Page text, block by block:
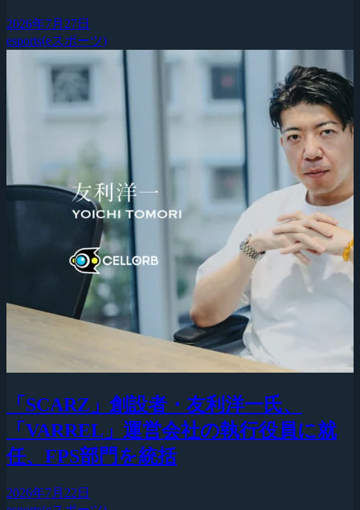
2026年7月27日
esports(eスポーツ)
「SCARZ」創設者・友利洋一氏、
「VARREL」運営会社の執行役員に就
任、FPS部門を統括
2026年7月22日